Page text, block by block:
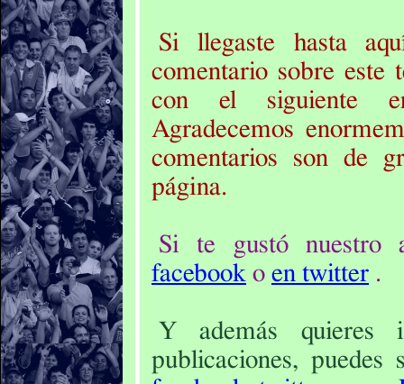
Si llegaste hasta
comentario sobre este
con el siguiente
Agradecemos
comentarios son de
página.
Si te gustó nuestro
facebook o en twitter .
Y además quieres
publicaciones, puedes